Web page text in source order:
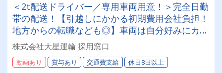
＜2t配送ドライバー／専用車両用意！＞完全日勤
帯の配送！【引越しにかかる初期費用会社負担！
地方からの転職なども◎】車両は自分好みにカス
タムしてOK！20～50代が活躍中！女性ドライバ
ーも現役で活躍中！大手取引先が多数なので、長
期安定して働けます！
株式会社大星運輸 採用窓口
動画あり 賞与あり 交通費支給 休日8日以上